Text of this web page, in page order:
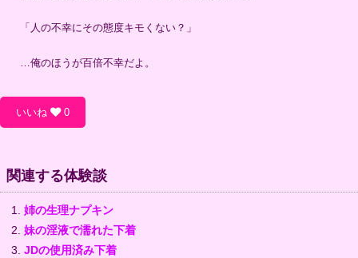
「人の不幸にその態度キモくない？」
…俺のほうが百倍不幸だよ。
いいね 0
関連する体験談
姉の生理ナプキン
妹の淫液で濡れた下着
JDの使用済み下着